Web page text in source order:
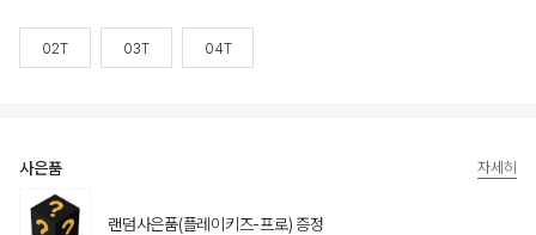
02T 03T 04T
사은품
랜덤사은품(플레이키즈-프로) 증정
자세히